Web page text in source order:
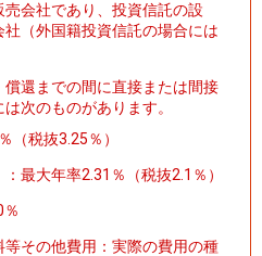
会社であり、投資信託の設
（外国籍投資信託の場合には
還までの間に直接または間接
次のものがあります。
（税抜3.25％）
最大年率2.31％（税抜2.1％）
その他費用：実際の費用の種